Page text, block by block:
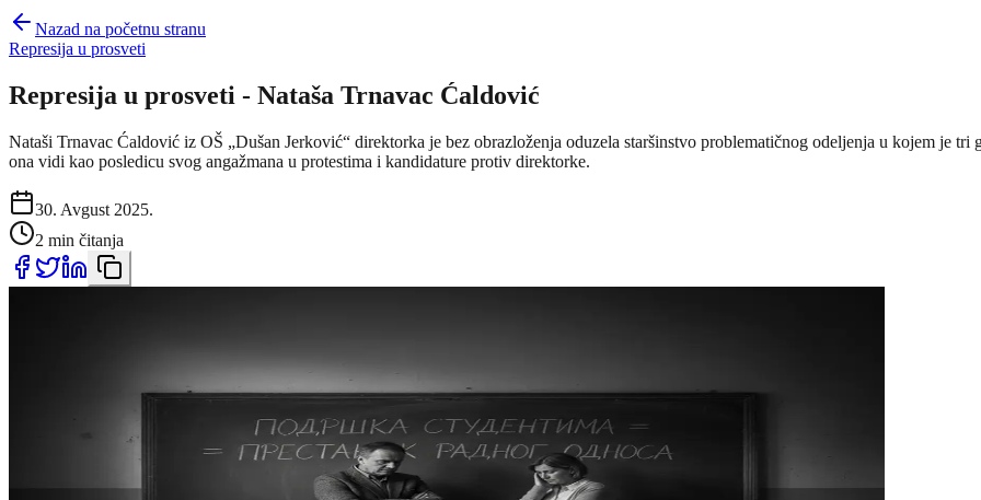
Nazad na početnu stranu
Represija u prosveti
Represija u prosveti - Nataša Trnavac Ćaldović
Nataši Trnavac Ćaldović iz OŠ „Dušan Jerković“ direktor­ka je bez obrazloženja oduzela staršinstvo problematičnog odeljenja u kojem je
ona vidi kao posledicu svog angažmana u protestima i kandidature protiv direktor­ke.
30. Avgust 2025.
2 min čitanja